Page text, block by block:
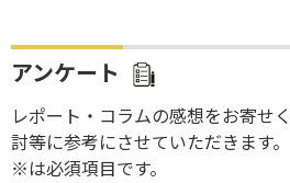
アンケート
レポート・コラムの感想をお寄せ
討等に参考にさせていただきます。
※は必須項目です。